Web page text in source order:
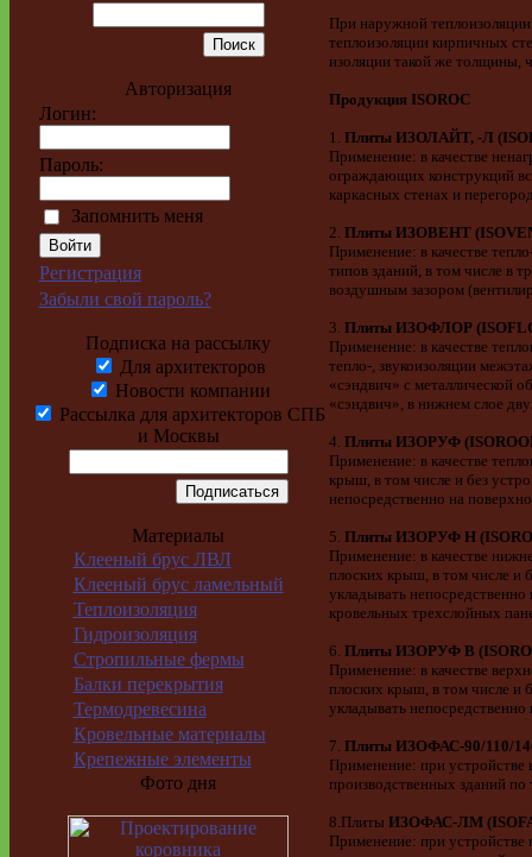
Авторизация
Логин:
Пароль:
Запомнить меня
Регистрация
Забыли свой пароль?
Подписка на рассылку
Для архитекторов
Новости компании
Рассылка для архитекторов СПБ
и Москвы
Материалы
Клееный брус ЛВЛ
Клееный брус ламельный
Теплоизоляция
Гидроизоляция
Стропильные фермы
Балки перекрытия
Термодревесина
Кровельные материалы
Крепежные элементы
Фото дня
При наружной
теплоизоляции кирпичных
изоляции такой же толщины,
Продукция ISOROC
1. Плиты ИЗОЛАЙТ, -Л
Применение: в качестве
ограждающих конструкций
каркасных стенах и
2. Плиты ИЗОВЕНТ
Применение: в качестве
типов зданий, в том числе в
воздушным зазором
3. Плиты ИЗОФЛОР
Применение: в качестве
тепло-, звукоизоляции
«сэндвич» с металлической
«сэндвич», в нижнем слое
4. Плиты ИЗОРУФ
Применение: в качестве
крыш, в том числе и без
непосредственно на
5. Плиты ИЗОРУФ Н
Применение: в качестве
плоских крыш, в том числе и
укладывать непосредственно
кровельных трехслойных
6. Плиты ИЗОРУФ В
Применение: в качестве
плоских крыш, в том числе и
укладывать
7. Плиты ИЗОФАС-90/110/
Применение: при
производственных зданий
8.Плиты ИЗОФАС-ЛМ
Применение: при